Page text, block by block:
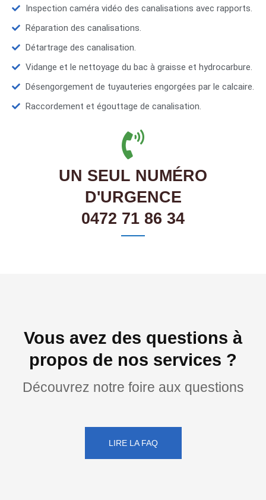
Inspection caméra vidéo des canalisations avec rapports.
Réparation des canalisations.
Détartrage des canalisation.
Vidange et le nettoyage du bac à graisse et hydrocarbure.
Désengorgement de tuyauteries engorgées par le calcaire.
Raccordement et égouttage de canalisation.
UN SEUL NUMÉRO
D'URGENCE
0472 71 86 34
Vous avez des questions à
propos de nos services ?
Découvrez notre foire aux questions
LIRE LA FAQ